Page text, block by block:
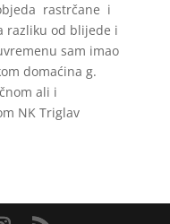
rastrčane i
razliku od blijede i
sam imao
domaćina g.
ali i
NK Triglav